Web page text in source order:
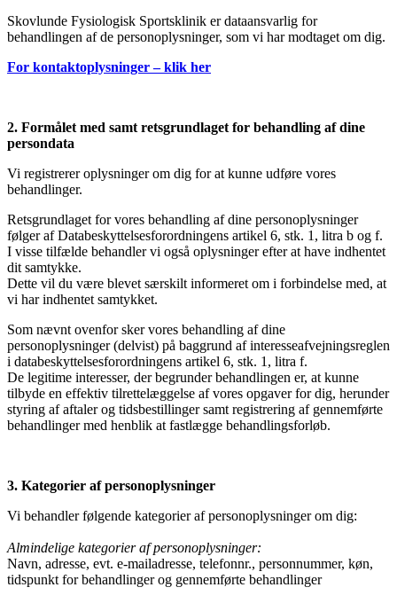
Skovlunde Fysiologisk Sportsklinik er dataansvarlig for
behandlingen af de personoplysninger, som vi har modtaget om dig.
For kontaktoplysninger – klik her
2. Formålet med samt retsgrundlaget for behandling af dine
persondata
Vi registrerer oplysninger om dig for at kunne udføre vores
behandlinger.
Retsgrundlaget for vores behandling af dine personoplysninger
følger af Databeskyttelsesforordningens artikel 6, stk. 1, litra b og f.
I visse tilfælde behandler vi også oplysninger efter at have indhentet
dit samtykke.
Dette vil du være blevet særskilt informeret om i forbindelse med, at
vi har indhentet samtykket.
Som nævnt ovenfor sker vores behandling af dine
personoplysninger (delvist) på baggrund af interesseafvejningsreglen
i databeskyttelsesforordningens artikel 6, stk. 1, litra f.
De legitime interesser, der begrunder behandlingen er, at kunne
tilbyde en effektiv tilrettelæggelse af vores opgaver for dig, herunder
styring af aftaler og tidsbestillinger samt registrering af gennemførte
behandlinger med henblik at fastlægge behandlingsforløb.
3. Kategorier af personoplysninger
Vi behandler følgende kategorier af personoplysninger om dig:
Almindelige kategorier af personoplysninger:
Navn, adresse, evt. e-mailadresse, telefonnr., personnummer, køn,
tidspunkt for behandlinger og gennemførte behandlinger